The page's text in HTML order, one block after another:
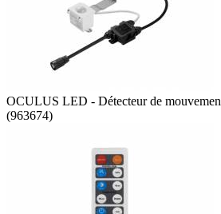
OCULUS LED - Détecteur de
(963674)